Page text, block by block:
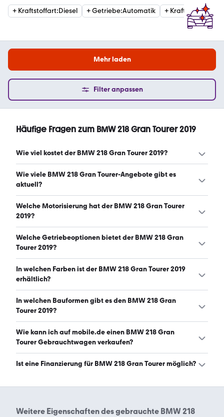
+ Kraftstoffart:Diesel +Getriebe:Automatik + Kraftstoffart:
Mehr laden
Filter anpassen
Häufige Fragen zum BMW 218 Gran Tourer 2019
Wie viel kostet der BMW 218 Gran Tourer 2019?
Ein guter Preis für einen BMW 218 Gran Tourer 2019 liegt
zwischen 13.475 € und 17.197 €. (Stand: 9.8.2026)
Wie viele BMW 218 Gran Tourer-Angebote gibt es
aktuell?
Es gibt insgesamt 60 BMW 218 Gran Tourer bei mobile.de,
davon 60 Gebraucht- und 0 Neuwagen. (Stand:
Welche Motorisierung hat der BMW 218 Gran Tourer
2019?
Der BMW 218 Gran Tourer 2019 hat Leistungen zwischen
140 und 150 PS. (Stand: 9.8.2026)
Welche Getriebeoptionen bietet der BMW 218 Gran
Tourer 2019?
Der BMW 218 Gran Tourer 2019 ist mit automatischem
und manuellem Getriebe erhältlich. (Stand: 9.8.2026)
In welchen Farben ist der BMW 218 Gran Tourer 2019
erhältlich?
Den BMW 218 Gran Tourer 2019 gibt es in folgenden
Farben: schwarz, weiß, grau, blau, orange und silber. Die
In welchen Bauformen gibt es den BMW 218 Gran
Tourer 2019?
Den BMW 218 Gran Tourer 2019 gibt es in folgenden
Bauformen: Van. (Stand: 9.8.2026)
Wie kann ich auf mobile.de einen BMW 218 Gran
Tourer Gebrauchtwagen verkaufen?
Alle Informationen zum Verkauf an mobile.de-
Ist eine Finanzierung für BMW 218 Gran Tourer möglich?
jeweiligen Angebotsseite berechnet werden.
Weitere Eigenschaften desgebrauchte BMW 218